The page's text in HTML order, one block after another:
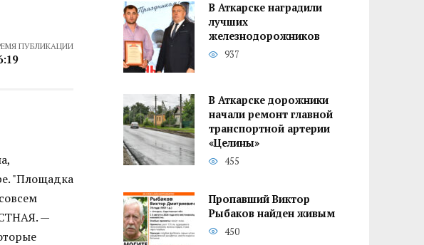
ПУБЛИКАЦИИ
"Площадка
—
В Аткарске наградили
лучших
железнодорожников
937
В Аткарске дорожники
начали ремонт главной
транспортной артерии
«Целины»
455
Пропавший Виктор
Рыбаков найден живым
450